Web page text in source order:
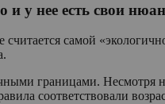
и у нее есть свои
самой
границами. Несмотря
соответствовали